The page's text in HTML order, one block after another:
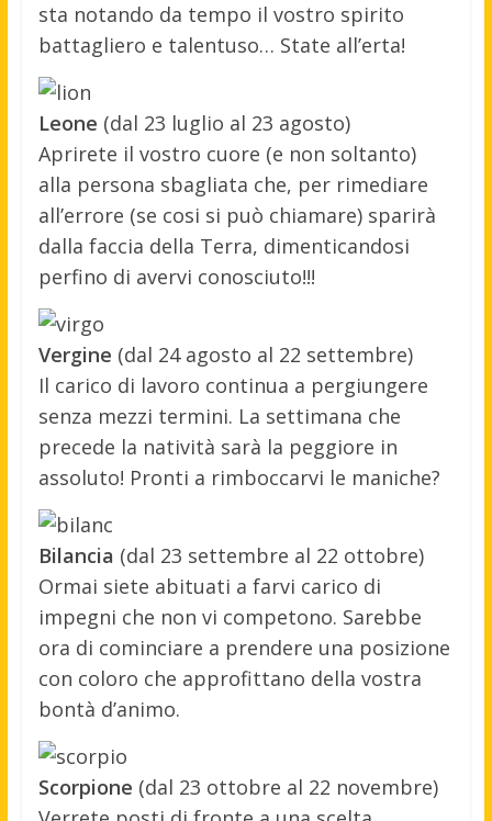
sta notando da tempo il vostro spirito
battagliero e talentuso… State all’erta!
Leone (dal 23 luglio al 23 agosto)
Aprirete il vostro cuore (e non soltanto)
alla persona sbagliata che, per rimediare
all’errore (se cosi si può chiamare) sparirà
dalla faccia della Terra, dimenticandosi
perfino di avervi conosciuto!!!
Vergine (dal 24 agosto al 22 settembre)
Il carico di lavoro continua a pergiungere
senza mezzi termini. La settimana che
precede la natività sarà la peggiore in
assoluto! Pronti a rimboccarvi le maniche?
Bilancia (dal 23 settembre al 22 ottobre)
Ormai siete abituati a farvi carico di
impegni che non vi competono. Sarebbe
ora di cominciare a prendere una posizione
con coloro che approfittano della vostra
bontà d’animo.
Scorpione (dal 23 ottobre al 22 novembre)